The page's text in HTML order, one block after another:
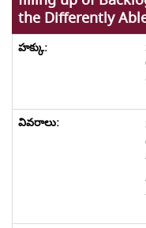
the Differently